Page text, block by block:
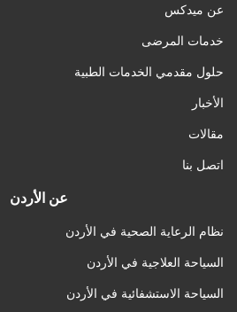
عن ميدكس
خدمات المرضى
حلول مقدمي الخدمات الطبية
الأخبار
مقالات
اتصل بنا
عن الأردن
نظام الرعاية الصحية في الأردن
السياحة العلاجية في الأردن
السياحة الاستشفائية في الأردن